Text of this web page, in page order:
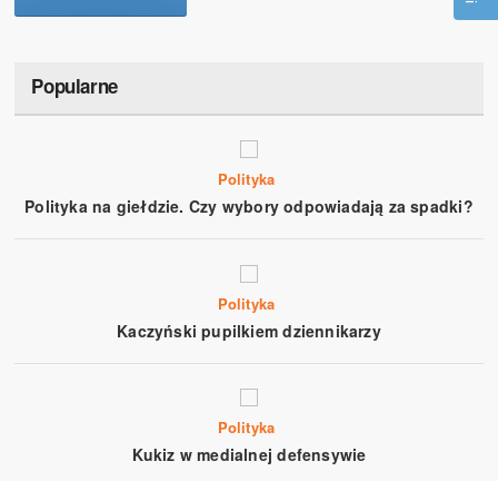
Popularne
Polityka
Polityka na giełdzie. Czy wybory odpowiadają za spadki?
Polityka
Kaczyński pupilkiem dziennikarzy
Polityka
Kukiz w medialnej defensywie